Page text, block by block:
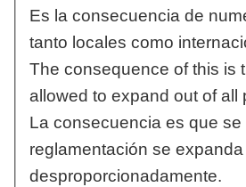
Es la consecuencia de
tanto locales como
The consequence of this is
allowed to expand out of all
La consecuencia es que se
reglamentación se expanda
desproporcionadamente.